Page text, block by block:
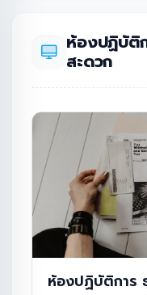
ห้องปฏิบัติ
สะดวก
ห้องปฏิบัติการ